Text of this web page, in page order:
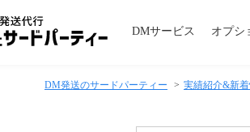
DMサービス オプシ
DM発送のサードパーティー > 実績紹介&新